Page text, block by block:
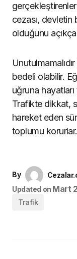
cezası, devletin
olduğunu
bedeli olabilir.
uğruna
Trafikte dikkat,
hareket eden
toplumu korurlar.
By
Updated on Mart
Trafik